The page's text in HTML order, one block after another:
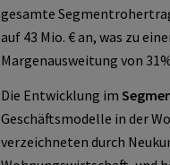
gesamte
auf 43 Mio. € an, was zu
Margenausweitung von
Die Entwicklung im
Geschäftsmodelle in der
verzeichneten durch